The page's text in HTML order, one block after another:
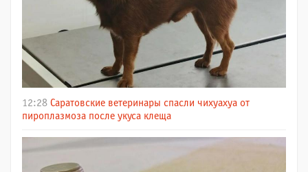
12:28 Саратовские ветеринары спасли чихуахуа от
пироплазмоза после укуса клеща